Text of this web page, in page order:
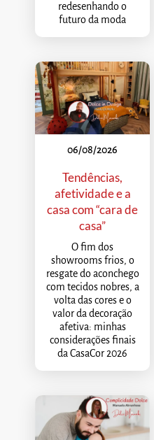
redesenhando o
futuro da moda
06/08/2026
Tendências,
afetividade e a
casa com “cara de
casa”
O fim dos
showrooms frios, o
resgate do aconchego
com tecidos nobres, a
volta das cores e o
valor da decoração
afetiva: minhas
considerações finais
da CasaCor 2026